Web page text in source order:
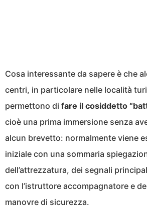
Cosa interessante da sapere è che
centri, in particolare nelle località
permettono di fare il cosiddetto
cioè una prima immersione senza
alcun brevetto: normalmente viene
iniziale con una sommaria
dell’attrezzatura, dei segnali
con l’istruttore accompagnatore e
manovre di sicurezza.